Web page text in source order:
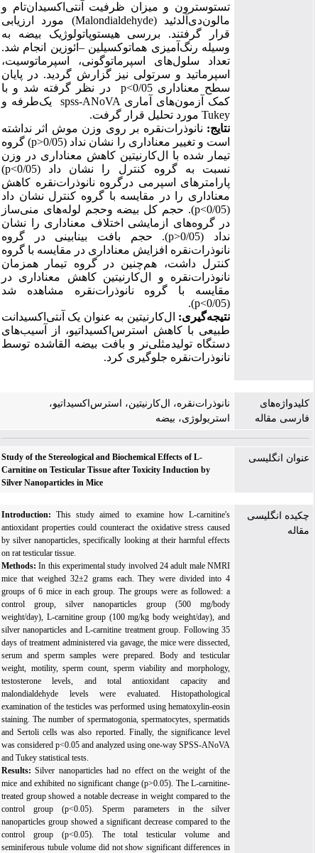
تستوسترون و میزان ظرفیت آنتی‌اکسیدان‌تام و
مالون‌دی‌آلدئید (
Malondialdehyde) مورد ارزیابی
قرار گرفتند. بررسی هیستوپاتولوژیک بیضه به
وسیله رنگ‌آمیزی هماتوکسیلین– ائوزین انجام شد.
تعداد سلول‌های اسپرماتوگونی، اسپرماتوسیت،
اسپرماتید و سرتولی نیز گزارش گردید. در پایان
سطح معناداریp<0/05 در نظر گرفته شد و با
کمک آزمون‌های آماریspss-ANoVA یک‌طرفه و
Tukeyمورد تحلیل قرار گرفت.
نتایج: نانوذرات‌نقره بر روی وزن موش اثر نداشته
است و تغییر معناداری را نشان نداد (p>0/05) گروه
تیمار شده با ال‌کارنیتین کاهش معناداری در وزن
نسبت به گروه کنترل را نشان داد (
p<0/05
)
پارامترهای اسپرمی درگروه نانوذرات‌نقره کاهش
معناداری را در مقایسه با گروه کنترل نشان داد
p<0/05). حجم کل بیضه وحجم لوله‌های منی‌ساز
در گروه‌های ازمایشی اختلاف معناداری را نشان
نداد (
p>0/05
).
حجم بافت بینابینی در گروه
نانوذرات‌نقره افزایش معناداری در مقایسه با گروه
کنترل داشت، هم‌چنین در گروه تیمار همزمان
نانوذرات‌نقره و ال‌کارنیتین کاهش معناداری در
مقایسه با گروه نانوذرات‌نقره مشاهده شد
p<0/05
).
نتیجه‌گیری: ال‌کارنیتین به عنوان یک آنتی‌اکسیدانت
طبیعی با کاهش استرس‌اکسیداتیو، از آسیب‌های
دستگاه تولیدمثلی‌نر و بافت بیضه القاشده توسط
نانوذرات‌نقره جلوگیری کرد.
کلیدواژه‌های
فارسی مقاله
نانوذرات‌نقره، ال‌کارنیتین، استرس‌اکسیداتیو،
استریولوژی، بیضه
عنوان انگلیسی
Study of the Stereological and Biochemical Effects of L-
Carnitine on Testicular Tissue after Toxicity Induction by
Silver Nanoparticles in Mice
چکیده انگلیسی
مقاله
Introduction:This study aimed to examine how L-carnitine's
antioxidant properties could counteract the oxidative stress caused
by silver nanoparticles, specifically looking at their harmful effects
on rat testicular tissue.
Methods: In this experimental study involved 24 adult male NMRI
mice that weighed 32±2 grams each. They were divided into 4
groups of 6 mice in each group. The groups were as followed: a
control group, silver nanoparticles group (500 mg/body
weight/day), L-carnitine group (100 mg/kg body weight/day), and
silver nanoparticles and L-carnitine treatment group. Following 35
days of treatment administered via gavage, the mice were dissected,
serum and sperm samples were prepared. Body and testicular
weight, motility, sperm count, sperm viability and morphology,
testosterone levels, and total antioxidant capacity and
malondialdehyde levels were evaluated. Histopathological
examination of the testicles was performed using hematoxylin-eosin
staining. The number of spermatogonia, spermatocytes, spermatids
and Sertoli cells was also reported. Finally, the significance level
was considered p<0.05 and analyzed using one-way SPSS-ANoVA
and Tukey statistical tests.
Results: Silver nanoparticles had no effect on the weight of the
mice and exhibited no significant change (p>0.05). The L-carnitine-
treated group showed a notable decrease in weight compared to the
control group (p<0.05). Sperm parameters in the silver
nanoparticles group showed a significant decrease compared to the
control group (p<0.05).
The total testicular volume and
seminiferous tubule volume did not show significant differences in